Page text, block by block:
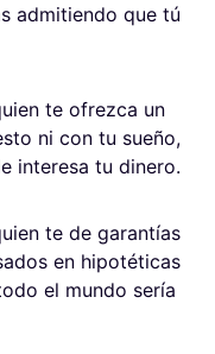
admitiendo que tú
te ofrezca un
ni con tu sueño,
interesa tu dinero.
te de garantías
en hipotéticas
el mundo sería